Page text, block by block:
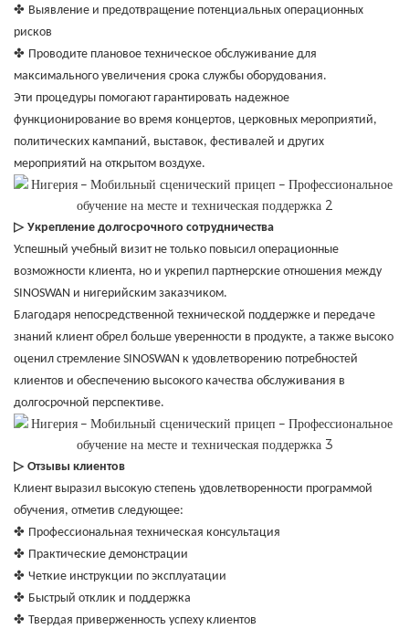
✤ Выявление и предотвращение потенциальных операционных
рисков
✤ Проводите плановое техническое обслуживание для
максимального увеличения срока службы оборудования.
Эти процедуры помогают гарантировать надежное
функционирование во время концертов, церковных мероприятий,
политических кампаний, выставок, фестивалей и других
мероприятий на открытом воздухе.
▷ Укрепление долгосрочного сотрудничества
Успешный учебный визит не только повысил операционные
возможности клиента, но и укрепил партнерские отношения между
SINOSWAN и нигерийским заказчиком.
Благодаря непосредственной технической поддержке и передаче
знаний клиент обрел больше уверенности в продукте, а также высоко
оценил стремление SINOSWAN к удовлетворению потребностей
клиентов и обеспечению высокого качества обслуживания в
долгосрочной перспективе.
▷ Отзывы клиентов
Клиент выразил высокую степень удовлетворенности программой
обучения, отметив следующее:
✤ Профессиональная техническая консультация
✤ Практические демонстрации
✤ Четкие инструкции по эксплуатации
✤ Быстрый отклик и поддержка
✤ Твердая приверженность успеху клиентов